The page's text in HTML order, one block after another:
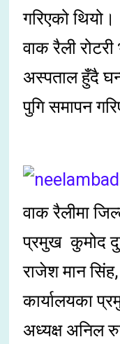
गरिएको थियो।
वाक रैली
अस्पताल हुँदै
पुगि समापन
वाक रैलीमा
प्रमुख कुमोद
राजेश मान
कार्यालयका
अध्यक्ष अनिल